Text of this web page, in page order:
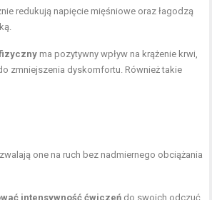
redukują napięcie mięśniowe oraz łagodzą
ma pozytywny wpływ na krążenie krwi,
zmniejszenia dyskomfortu. Również takie
one na ruch bez nadmiernego obciążania
intensywność ćwiczeń do swoich odczuć.